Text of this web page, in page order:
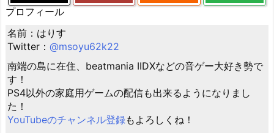
プロフィール
名前：はりす
Twitter： @msoyu62k22
南端の島に在住、beatmania IIDXなどの音ゲー大好き勢で
す！
PS4以外の家庭用ゲームの配信も出来るようになりまし
た！
YouTubeのチャンネル登録もよろしくね！